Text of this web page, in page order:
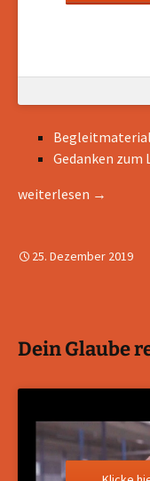
Gedanken zum
Ich will an dich
weiterlesen →
25. Dezember 2019
Dein Glaube